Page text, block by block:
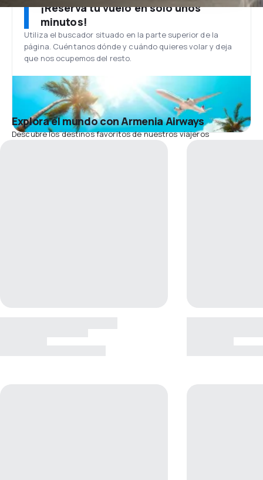
¡Reserva tu vuelo en solo unos
minutos!
Utiliza el buscador situado en la parte superior de la
página. Cuéntanos dónde y cuándo quieres volar y deja
que nos ocupemos del resto.
Explora el mundo con Armenia Airways
Descubre los destinos favoritos de nuestros viajeros